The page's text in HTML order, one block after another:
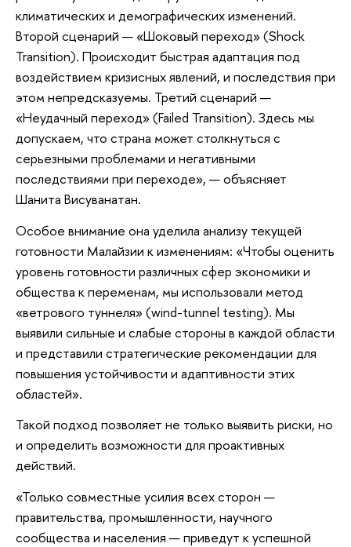
климатических и демографических изменений.
Второй сценарий — «Шоковый переход» (Shock
Transition). Происходит быстрая адаптация под
воздействием кризисных явлений, и последствия при
этом непредсказуемы. Третий сценарий —
«Неудачный переход» (Failed Transition). Здесь мы
допускаем, что страна может столкнуться с
серьезными проблемами и негативными
последствиями при переходе», — объясняет
Шанита Висуванатан.
Особое внимание она уделила анализу текущей
готовности Малайзии к изменениям: «Чтобы оценить
уровень готовности различных сфер экономики и
общества к переменам, мы использовали метод
«ветрового туннеля» (wind-tunnel testing). Мы
выявили сильные и слабые стороны в каждой области
и представили стратегические рекомендации для
повышения устойчивости и адаптивности этих
областей».
Такой подход позволяет не только выявить риски, но
и определить возможности для проактивных
действий.
«Только совместные усилия всех сторон —
правительства, промышленности, научного
сообщества и населения — приведут к успешной